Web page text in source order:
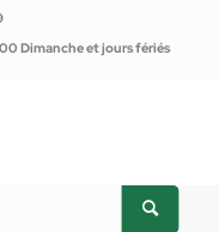
Dimanche et jours fériés